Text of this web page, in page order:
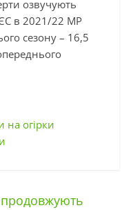
озвучують
в 2021/22 МР
сезону – 16,5
на огірки
продовжують